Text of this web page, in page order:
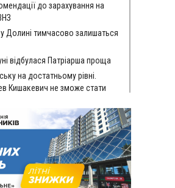
до зарахування на
у Долині тимчасово залишаться
відбулася Патріарша проща
на достатньому рівні.
Кишакевич не зможе стати
Кубок ФЛСУ зі стрибків
оборонця Богдана Бухонка
розшукали чоловіка, який
лісі
про реакцію влади Польщі
та про зміни після 23